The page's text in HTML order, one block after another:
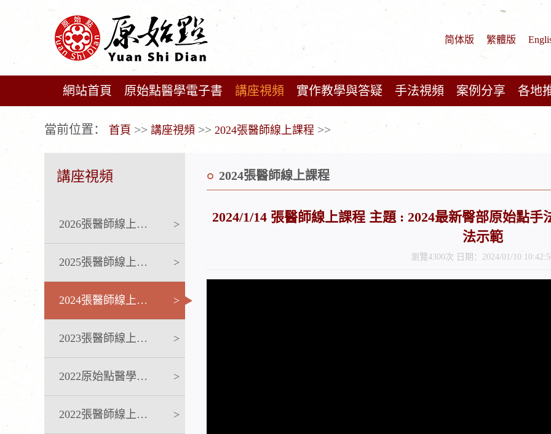
简体版 繁體版
網站首頁 原始點醫學電子書 講座視頻 實作教學與答疑 手法視頻 案例分享 各地
當前位置： 首頁 >> 講座視頻 >> 2024張醫師線上課程 >>
講座視頻
2026張醫師線上課程 >
2025張醫師線上課程 >
2024張醫師線上課程 >
2023張醫師線上課程 >
2022原始點醫學完整版講座 >
2022張醫師線上課程 >
2024張醫師線上課程
2024/1/14 張醫師線上課程 主題 : 2024最新臀部原始點
法示範
瀏覽4300次 日期：2024/01/10